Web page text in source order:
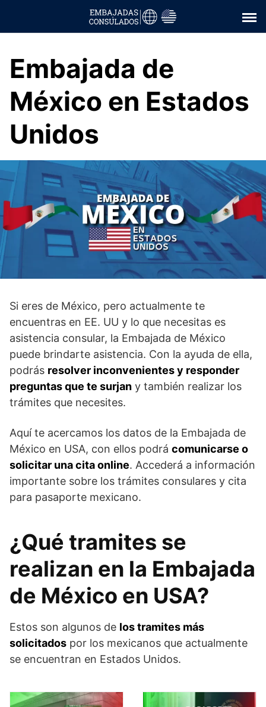
contenido
Embajada de
México en Estados
Unidos
Si eres de México, pero actualmente te
encuentras en EE. UU y lo que necesitas es
asistencia consular, la Embajada de México
puede brindarte asistencia. Con la ayuda de ella,
podrás resolver inconvenientes y responder
preguntas que te surjan y también realizar los
trámites que necesites.
Aquí te acercamos los datos de la Embajada de
México en USA, con ellos podrá comunicarse o
solicitar una cita online. Accederá a información
importante sobre los trámites consulares y cita
para pasaporte mexicano.
¿Qué tramites se
realizan en la Embajada
de México en USA?
Estos son algunos de los tramites más
solicitados por los mexicanos que actualmente
se encuentran en Estados Unidos.